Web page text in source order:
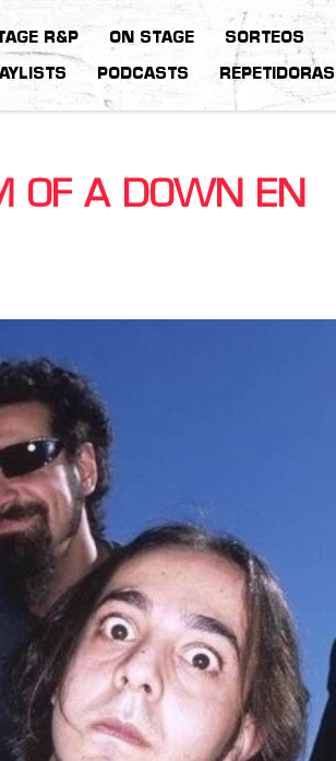
R&P ON STAGE SORTEOS
PODCASTS REPETIDORAS
OF A DOWN EN